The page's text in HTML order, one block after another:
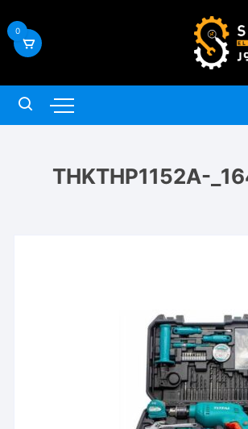
0
1643137701_THKTHP1152A-